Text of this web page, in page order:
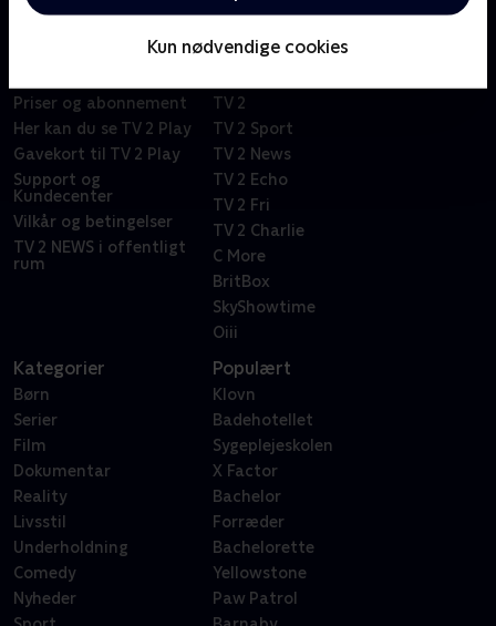
Kun nødvendige cookies
Priser og abonnement
Her kan du se TV 2 Play
Gavekort til TV 2 Play
Support og
Kundecenter
Vilkår og betingelser
TV 2 NEWS i offentligt
rum
TV 2
TV 2 Sport
TV 2 News
TV 2 Echo
TV 2 Fri
TV 2 Charlie
C More
BritBox
SkyShowtime
Oiii
Kategorier
Børn
Serier
Film
Dokumentar
Reality
Livsstil
Underholdning
Comedy
Nyheder
Populært
Klovn
Badehotellet
Sygeplejeskolen
X Factor
Bachelor
Forræder
Bachelorette
Yellowstone
Paw Patrol